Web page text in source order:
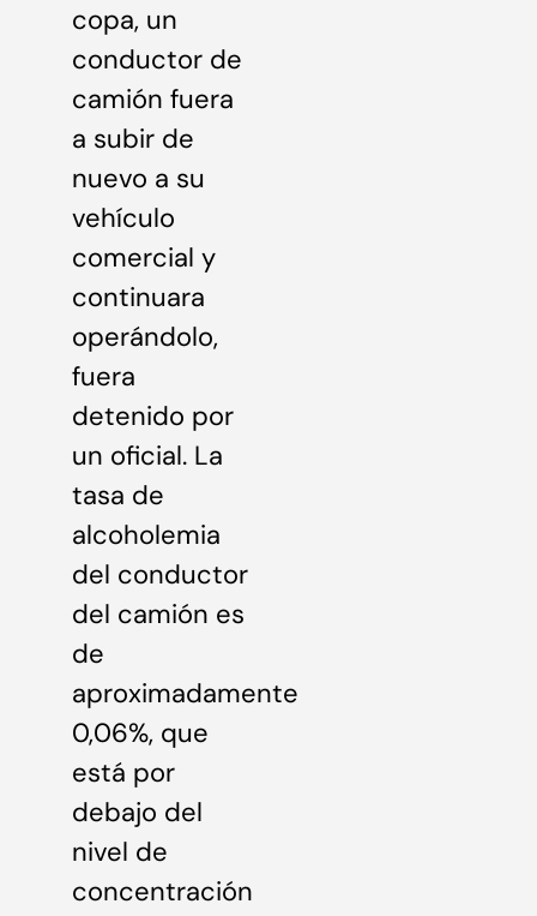
copa, un
conductor de
camión fuera
a subir de
nuevo a su
vehículo
comercial y
continuara
operándolo,
fuera
detenido por
un oficial. La
tasa de
alcoholemia
del conductor
del camión es
de
aproximadamente
0,06%, que
está por
debajo del
nivel de
concentración